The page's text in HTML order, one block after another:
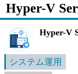
Hyper-V
Hyper-V
システム運用